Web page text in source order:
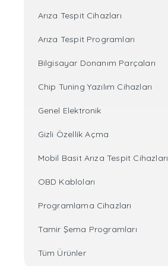
Arıza Tespit Cihazları
Arıza Tespit Programları
Bilgisayar Donanım Parçaları
Chip Tuning Yazılım Cihazları
Genel Elektronik
Gizli Özellik Açma
Mobil Basit Arıza Tespit Cihazları
OBD Kabloları
Programlama Cihazları
Tamir Şema Programları
Tüm Ürünler